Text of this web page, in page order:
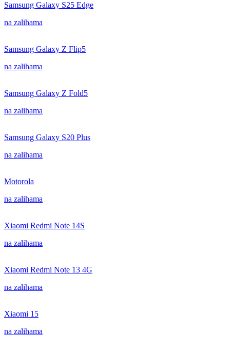
Samsung Galaxy S25 Edge
na zalihama
Samsung Galaxy Z Flip5
na zalihama
Samsung Galaxy Z Fold5
na zalihama
Samsung Galaxy S20 Plus
na zalihama
Motorola
na zalihama
Xiaomi Redmi Note 14S
na zalihama
Xiaomi Redmi Note 13 4G
na zalihama
Xiaomi 15
na zalihama